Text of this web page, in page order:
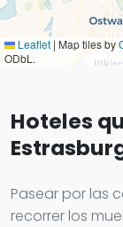
Leaflet | Map tiles by
ODbL.
Hoteles
Pasear por las
recorrer los